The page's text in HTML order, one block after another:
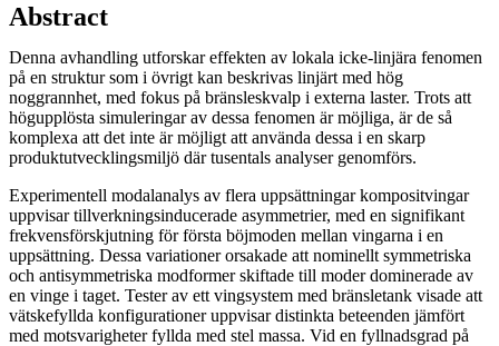
Abstract
Denna avhandling utforskar effekten av lokala icke-linjära fenomen
på en struktur som i övrigt kan beskrivas linjärt med hög
noggrannhet, med fokus på bränsleskvalp i externa laster. Trots att
högupplösta simuleringar av dessa fenomen är möjliga, är de så
komplexa att det inte är möjligt att använda dessa i en skarp
produktutvecklingsmiljö där tusentals analyser genomförs.
Experimentell modalanalys av flera uppsättningar kompositvingar
uppvisar tillverkningsinducerade asymmetrier, med en signifikant
frekvensförskjutning för första böjmoden mellan vingarna i en
uppsättning. Dessa variationer orsakade att nominellt symmetriska
och antisymmetriska modformer skiftade till moder dominerade av
en vinge i taget. Tester av ett vingsystem med bränsletank visade att
vätskefyllda konfigurationer uppvisar distinkta beteenden jämfört
med motsvarigheter fyllda med stel massa. Vid en fyllnadsgrad på